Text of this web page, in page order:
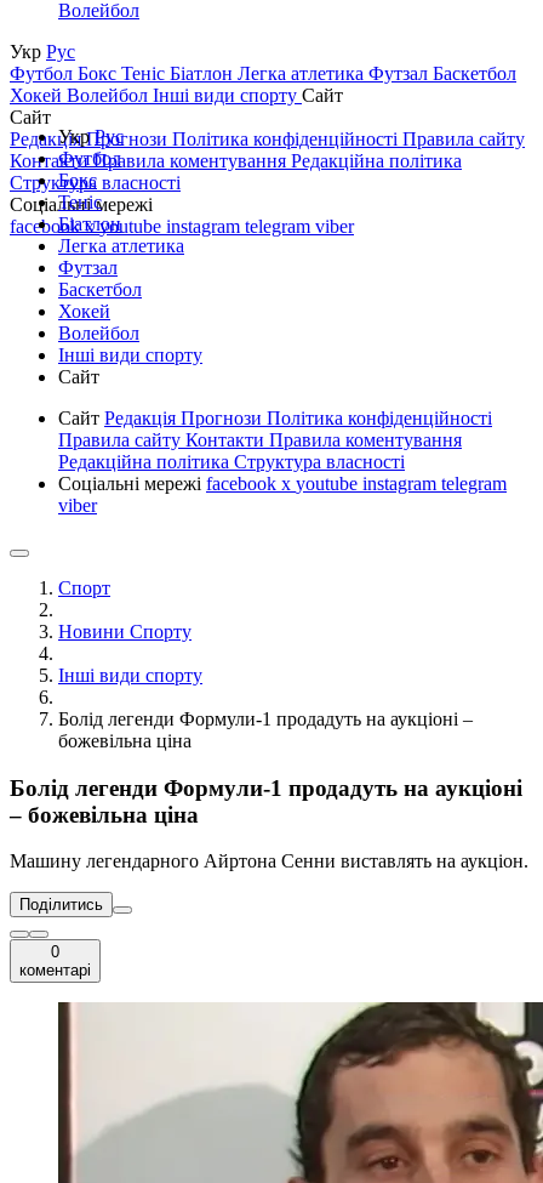
Волейбол
Укр Рус
Футбол Бокс Теніс Біатлон Легка атлетика Футзал Баскетбол
Хокей Волейбол Інші види спорту Сайт
Сайт
РедакціяПрогнози Політика конфіденційності Правила сайту
КонтактиПравила коментування Редакційна політика
Структура власності
Соціальні мережі
facebookxyoutube instagram telegram viber
УкрРус
Футбол
Бокс
Теніс
Біатлон
Легка атлетика
Футзал
Баскетбол
Хокей
Волейбол
Інші види спорту
Сайт
Сайт Редакція Прогнози Політика конфіденційності
Правила сайту Контакти Правила коментування
Редакційна політика Структура власності
Соціальні мережі facebook x youtube instagram telegram
viber
Спорт
Новини Спорту
Інші види спорту
Болід легенди Формули-1 продадуть на аукціоні –
божевільна ціна
Болід легенди Формули-1 продадуть на аукціоні
– божевільна ціна
Машину легендарного Айртона Сенни виставлять на аукціон.
Поділитись
0
коментарі